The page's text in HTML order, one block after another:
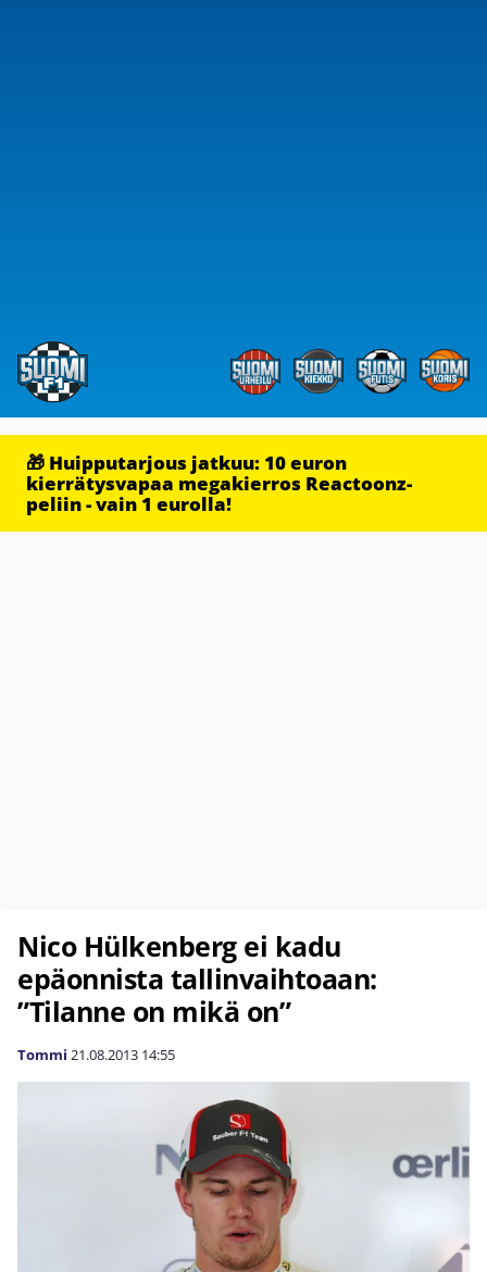
🎁 Huipputarjous jatkuu: 10 euron
kierrätysvapaa megakierros Reactoonz-
peliin - vain 1 eurolla!
Nico Hülkenberg ei kadu
epäonnista tallinvaihtoaan:
”Tilanne on mikä on”
Tommi 21.08.2013 14:55